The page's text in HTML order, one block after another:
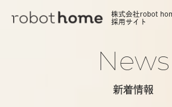
株式会社robot
採用サイト
新着情報
News